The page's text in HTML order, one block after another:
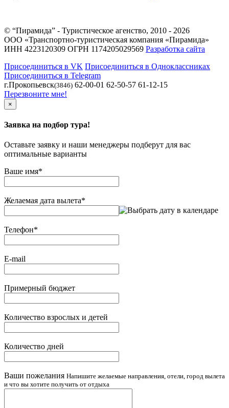
© “Пирамида” - Туристическое агенство, 2010 - 2026
ООО «Транспортно-туристическая компания «Пирамида»
ИНН 4223120309 ОГРН 1174205029569 Разработка сайта
Присоединиться в VK Присоединиться в Одноклассниках
Присоединиться в Telegram
г.Прокопьевск(3846) 62-00-01 62-50-57 61-12-15
Перезвоните мне!
×
Заявка на подбор тура!
Оставьте заявку и наши менеджеры подберут для вас
оптимальные варианты
Ваше имя*
Желаемая дата вылета*
Телефон*
E-mail
Примерный бюджет
Количество взрослых и детей
Количество дней
Ваши пожелания Напишите желаемые направления, отели, город вылета
и что вы хотите получить от отдыха